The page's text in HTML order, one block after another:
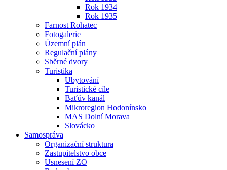
Rok 1934
Rok 1935
Farnost Rohatec
Fotogalerie
Územní plán
Regulační plány
Sběrné dvory
Turistika
Ubytování
Turistické cíle
Baťův kanál
Mikroregion Hodonínsko
MAS Dolní Morava
Slovácko
Samospráva
Organizační struktura
Zastupitelstvo obce
Usnesení ZO